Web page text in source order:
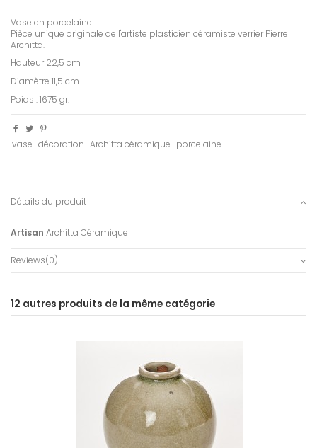
Vase en porcelaine.
Pièce unique originale de l'artiste plasticien céramiste verrier Pierre
Architta.
Hauteur 22,5 cm
Diamètre 11,5 cm
Poids : 1675 gr.
vase décoration Architta céramique porcelaine
Détails du produit
Artisan Architta Céramique
Reviews(0)
12 autres produits de la même catégorie